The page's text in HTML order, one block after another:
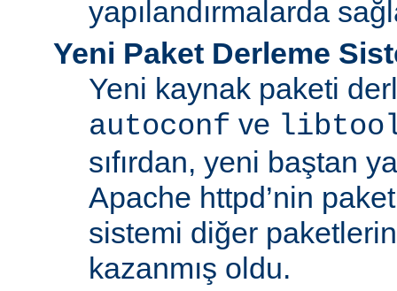
yapılandırmalarda
Yeni Paket Derleme
Yeni kaynak paketi
autoconf ve
sıfırdan, yeni baştan
Apache httpd’nin
sistemi diğer
kazanmış oldu.